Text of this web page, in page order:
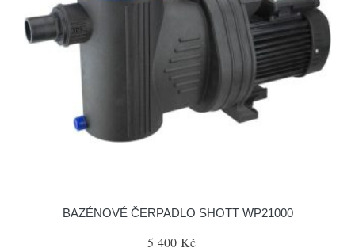
BAZÉNOVÉ ČERPADLO SHOTT WP21000
5 400 Kč